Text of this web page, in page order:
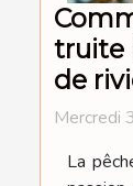
truite
de
Mercredi
La